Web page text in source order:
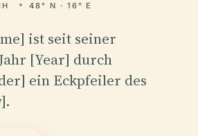
48° N · 16° E
ist seit seiner
[Year] durch
ein Eckpfeiler des